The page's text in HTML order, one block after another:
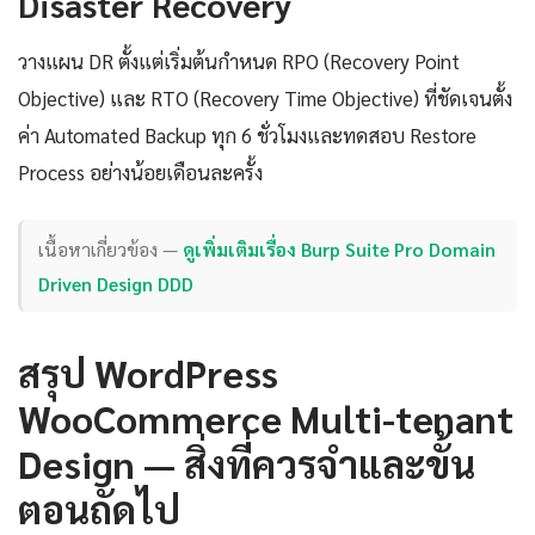
วางแผน DR ตั้งแต่เริ่มต้นกำหนด RPO (Recovery Point
Objective) และ RTO (Recovery Time Objective) ที่ชัดเจนตั้ง
ค่า Automated Backup ทุก 6 ชั่วโมงและทดสอบ Restore
Process อย่างน้อยเดือนละครั้ง
เนื้อหาเกี่ยวข้อง — ดูเพิ่มเติมเรื่อง Burp Suite Pro Domain
Driven Design DDD
สรุป WordPress
WooCommerce Multi-tenant
Design — สิ่งที่ควรจำและขั้น
ตอนถัดไป